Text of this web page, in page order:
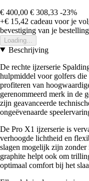
€ 400,00 € 308,33 -23%
+€ 15,42 cadeau voor je
bevestiging van je bestelling
Loading...
Beschrijving
De rechte ijzerserie
hulpmiddel voor golfers
profiteren van
gerenommeerd merk in de
zijn geavanceerde
ongeëvenaarde
De Pro X1 ijzerserie is
verhoogde lichtheid en
slagen mogelijk zijn
graphite helpt ook om
optimaal comfort bij het